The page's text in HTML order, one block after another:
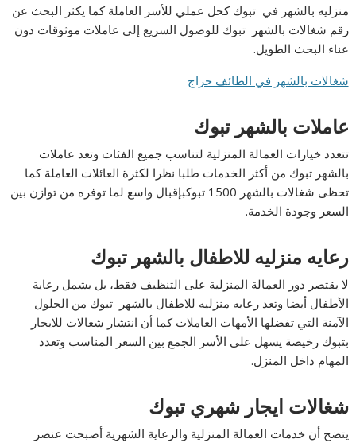
منزليه بالشهر في تبوك كحل عملي للأسر العاملة كما يكثر البحث عن
رقم شغالات بالشهر تبوك للوصول السريع إلى عاملات موثوقات دون
عناء البحث الطويل.
شغالات بالشهر في الطائف حراج
عاملات بالشهر تبوك
تتعدد خيارات العمالة المنزلية لتناسب جميع الفئات وتعد عاملات
بالشهر تبوك من أكثر الخدمات طلبا نظرا لكثرة العائلات العاملة كما
تحظى شغالات بالشهر 1500 تبوكبإقبال واسع لما توفره من توازن بين
السعر وجودة الخدمة.
رعايه منزليه للاطفال بالشهر تبوك
لا يقتصر دور العمالة المنزلية على التنظيف فقط، بل يشمل رعاية
الأطفال أيضا وتعد رعايه منزليه للاطفال بالشهر تبوك من الحلول
الآمنة التي تفضلها الأمهات العاملات كما أن انتشار شغالات للايجار
بتبوك رخيصة يسهل على الأسر الجمع بين السعر المناسب وتعدد
المهام داخل المنزل.
شغالات ايجار شهري تبوك
يتضح أن خدمات العمالة المنزلية والرعاية الشهرية أصبحت عنصر